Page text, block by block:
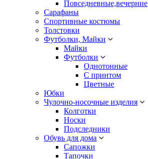
Повседневные,вечерние
Сарафаны
Спортивные костюмы
Толстовки
Футболки, Майки
Майки
Футболки
Однотонные
С принтом
Цветные
Юбки
Чулочно-носочные изделия
Колготки
Носки
Подследники
Обувь для дома
Сапожки
Тапочки